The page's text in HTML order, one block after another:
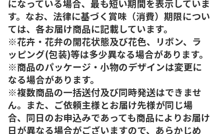
になっている場合、最も短い期間を表示していま
す。なお、法律に基づく賞味（消費）期限につい
ては、各お届け商品に記載しています。
※花卉・花弁の開花状態及び花色、リボン、ラ
ッピング(包装)等は多少異なる場合があります。
※商品のパッケージ・小物のデザインは変更に
なる場合があります。
※複数商品の一括送付及び同時発送はできませ
ん。また、ご依頼主様とお届け先様が同じ場
合、同日のお申込みであっても商品によりお届け
日が異なる場合がございますので、あらかじめ